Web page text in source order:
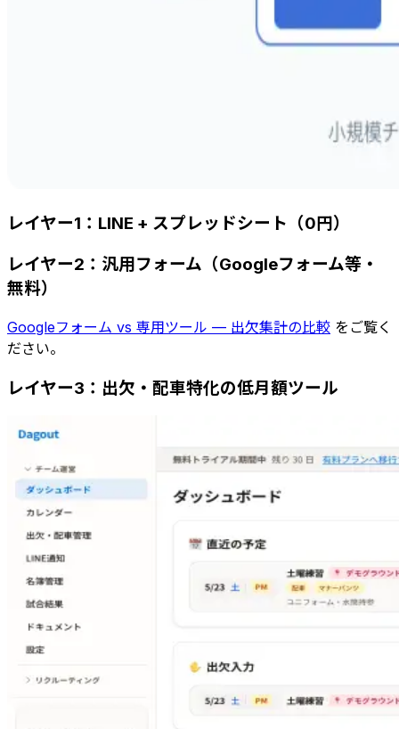
レイヤー1：LINE + スプレッドシート（0円）
レイヤー2：汎用フォーム（Googleフォーム等・
無料）
Googleフォーム vs 専用ツール — 出欠集計の比較 をご覧く
ださい。
レイヤー3：出欠・配車特化の低月額ツール